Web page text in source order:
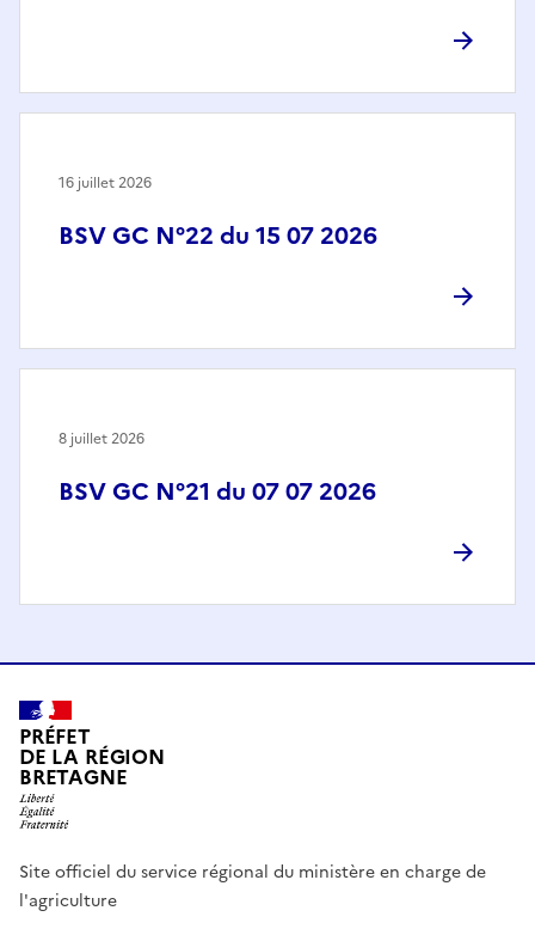
BSV GC N°22 du 15 07 2026
16 juillet 2026
BSV GC N°21 du 07 07 2026
8 juillet 2026
PRÉFET
DE LA RÉGION
BRETAGNE
Site officiel du service régional du ministère en charge de
l'agriculture